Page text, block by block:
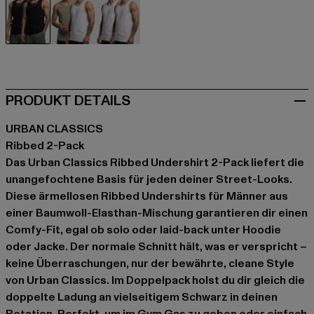
PRODUKT DETAILS
URBAN CLASSICS
Ribbed 2-Pack
Das Urban Classics Ribbed Undershirt 2-Pack liefert die
unangefochtene Basis für jeden deiner Street-Looks.
Diese ärmellosen Ribbed Undershirts für Männer aus
einer Baumwoll-Elasthan-Mischung garantieren dir einen
Comfy-Fit, egal ob solo oder laid-back unter Hoodie
oder Jacke. Der normale Schnitt hält, was er verspricht –
keine Überraschungen, nur der bewährte, cleane Style
von Urban Classics. Im Doppelpack holst du dir gleich die
doppelte Ladung an vielseitigem Schwarz in deinen